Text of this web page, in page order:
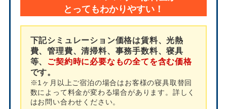
とってもわかりやすい！
下記シミュレーション価格は賃料、光熱
費、管理費、清掃料、事務手数料、寝具
等、 ご契約時に必要なもの全てを含む価格
です。
※1ヶ月以上ご宿泊の場合はお客様の寝具取替回
数によって料金が変わる場合があります。詳しく
はお問い合わせください。